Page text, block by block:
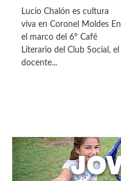
Lucio Chalón es cultura
viva en Coronel Moldes En
el marco del 6º Café
Literario del Club Social, el
docente...